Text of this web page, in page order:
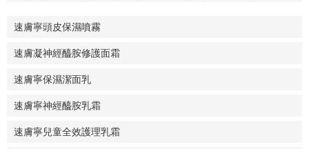
速膚寧頭皮保濕噴霧
速膚凝神經醯胺修護面霜
速膚寧保濕潔面乳
速膚寧神經醯胺乳霜
速膚寧兒童全效護理乳霜